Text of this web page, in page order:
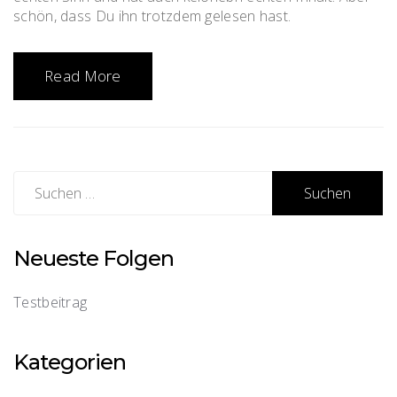
schön, dass Du ihn trotzdem gelesen hast.
Read More
nach:
Neueste Folgen
Testbeitrag
Kategorien